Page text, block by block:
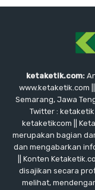
ketaketik.com:
www.ketaketik.com
Semarang, Jawa
Twitter :
ketaketikcom ||
merupakan bagian
dan mengabarkan
|| Konten
disajikan secara
melihat,